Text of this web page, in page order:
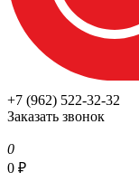
+7 (962) 522-32-32
Заказать звонок
0
0 ₽